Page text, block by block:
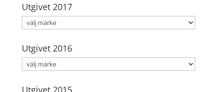
Utgivet 2017
Utgivet 2016
Utgivet 2015